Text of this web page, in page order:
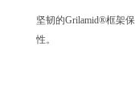
坚韧的Grilamid®框架
性。